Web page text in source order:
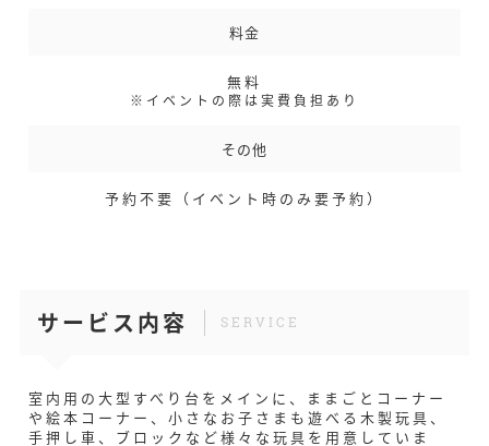
料金
無料
※イベントの際は実費負担あり
その他
予約不要（イベント時のみ要予約）
サービス内容 SERVICE
室内用の大型すべり台をメインに、ままごとコーナー
や絵本コーナー、小さなお子さまも遊べる木製玩具、
手押し車、ブロックなど様々な玩具を用意していま